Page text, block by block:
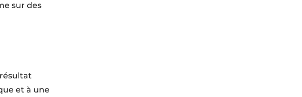
sur des
et à une